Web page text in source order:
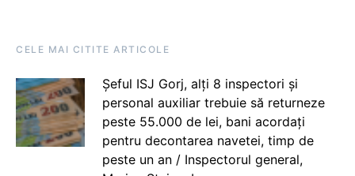
CELE MAI CITITE ARTICOLE
Șeful ISJ Gorj, alți 8 inspectori și
personal auxiliar trebuie să returneze
peste 55.000 de lei, bani acordați
pentru decontarea navetei, timp de
peste un an / Inspectorul general,